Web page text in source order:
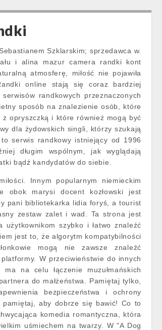
Szklarskim; sprzedawca w.
i alina mazur camera randki kont
atmosferę, miłość nie pojawiła
online stają się coraz bardziej
randkowych przeznaczonych
sposób na znalezienie osób, które
opryszczką i które również mogą być
dla żydowskich singli, którzy szukają
serwis randkowy istniejący od 1996
długim wspólnym, jak wyglądają
bądź kandydatów do siebie.
Innym popularnym niemieckim
obok marysi docent kozłowski jest
pani bibliotekarka lidia foryś, a tourist
zestaw zalet i wad. Ta strona jest
szybko i łatwo znaleźć
jest to, że algorytm kompatybilności
mogą nie zawsze znaleźć
W przeciwieństwie do innych
na celu łączenie muzułmańskich
do małżeństwa. Pamiętaj tylko,
bezpieczeństwa i ochrony
aby dobrze się bawić! Co to
komedia romantyczna, która
uśmiechem na twarzy. W "A Dog